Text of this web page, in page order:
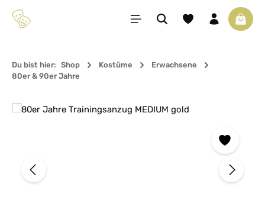
Zum Hauptinhalt springen Du hast 0 Produkte
Du bist hier: Shop Kostüme
Erwachsene
80er & 90er Jahre
Bildergalerie überspringen